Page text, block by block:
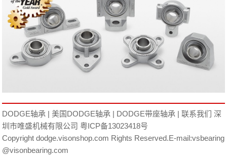
DODGE轴承 |美国DODGE轴承 | DODGE带座轴承 |联系我们 深
圳市唯盛机械有限公司 粤ICP备13023418号
Copyright dodge.visonshop.com Rights Reserved.E-mail:vsbearing
@visonbearing.com